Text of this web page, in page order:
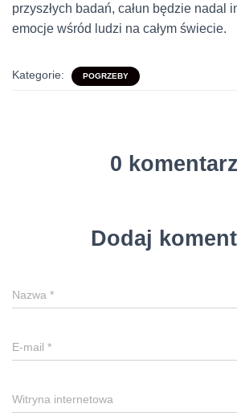
przyszłych badań, całun będzie nadal
emocje wśród ludzi na całym świecie.
Kategorie: POGRZEBY
0
Dodaj
Nazwa *
E-mail *
Witryna internetowa